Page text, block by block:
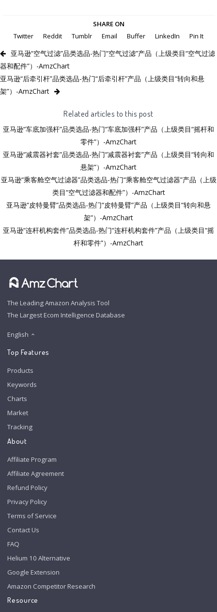
SHARE ON
Twitter
Reddit Tumblr Email Buffer LinkedIn Pin It
亚马逊“空气过滤”品类选品-热门“空气过滤”产品（上级类目“空气过滤
器和配件”）-AmzChart
亚马逊“后牵引杆”品类选品-热门“后牵引杆”产品（上级类目“转向和悬
架”）-AmzChart
Related articles to this post
亚马逊“车底加强杆”品类选品-热门“车底加强杆”产品（上级类目“摇杆和
零件”）-AmzChart
亚马逊“减震器衬套”品类选品-热门“减震器衬套”产品（上级类目“转向和
悬架”）-AmzChart
亚马逊“乘客舱空气过滤器”品类选品-热门“乘客舱空气过滤器”产品（上级
类目“空气过滤器和配件”）-AmzChart
亚马逊“皮特曼臂”品类选品-热门“皮特曼臂”产品（上级类目“转向和悬
架”）-AmzChart
亚马逊“连杆机构套件”品类选品-热门“连杆机构套件”产品（上级类目“摇
杆和零件”）-AmzChart
The Leading Amazon Analysis Tool
The Largest Ecom Intelligence Database
English
Top Features
Products
Keywords
Charts
Market
Tracking
About
Affiliate Program
Affiliate Agreement
Refund Policy
Privacy Policy
Terms of Service
Contact Us
FAQ
Helium 10 Alternative
Google Extension
Amazon Competitor Research
Resource